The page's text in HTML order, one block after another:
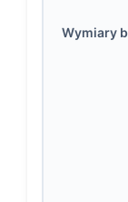
Wymiary